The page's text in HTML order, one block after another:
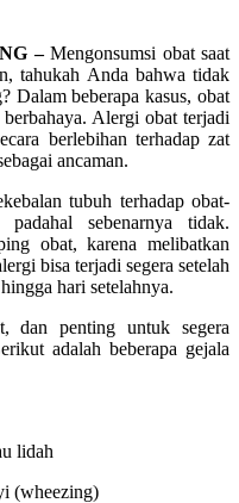
–Mengonsumsi obat saat
tahukah Anda bahwa tidak
Dalam beberapa kasus, obat
Alergi obat terjadi
berlebihan terhadap zat
ancaman.
tubuh terhadap obat-
sebenarnya tidak.
obat, karena melibatkan
bisa terjadi segera setelah
hari setelahnya.
dan penting untuk segera
adalah beberapa gejala
lidah
(wheezing)